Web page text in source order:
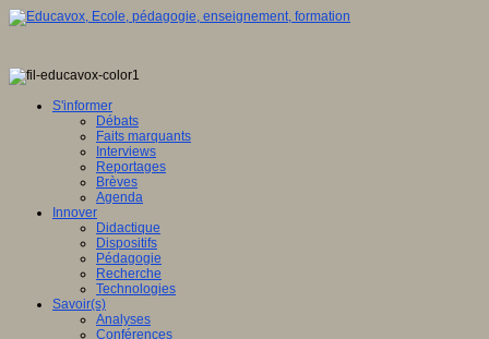
S'informer
Débats
Faits marquants
Interviews
Reportages
Brèves
Agenda
Innover
Didactique
Dispositifs
Pédagogie
Recherche
Technologies
Savoir(s)
Analyses
Conférences